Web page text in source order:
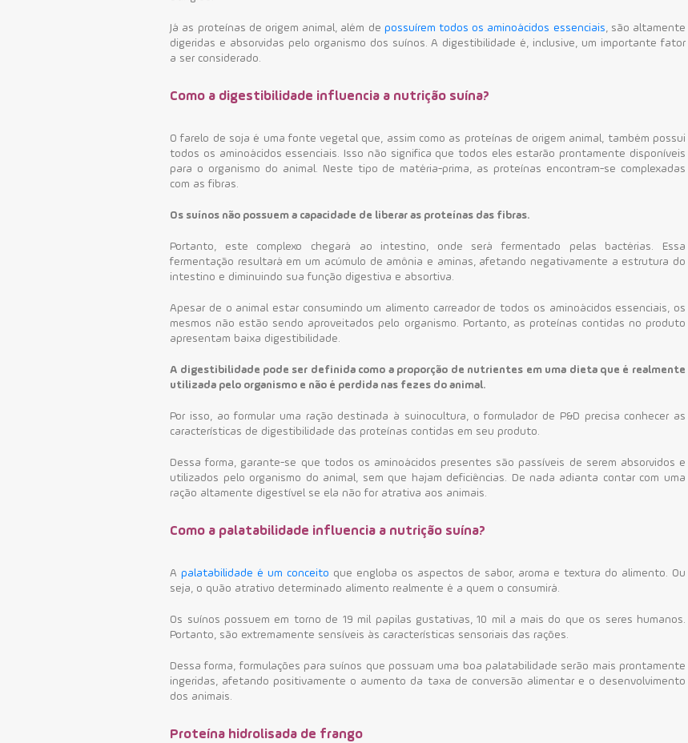
Já as proteínas de origem animal, além de possuírem todos os aminoácidos essenciais, são altamente
digeridas e absorvidas pelo organismo dos suínos. A digestibilidade é, inclusive, um importante fator
a ser considerado.
Como a digestibilidade influencia a nutrição suína?
O farelo de soja é uma fonte vegetal que, assim como as proteínas de origem animal, também possui
todos os aminoácidos essenciais. Isso não significa que todos eles estarão prontamente disponíveis
para o organismo do animal. Neste tipo de matéria-prima, as proteínas encontram-se complexadas
com as fibras.
Os suínos não possuem a capacidade de liberar as proteínas das fibras.
Portanto, este complexo chegará ao intestino, onde será fermentado pelas bactérias. Essa
fermentação resultará em um acúmulo de amônia e aminas, afetando negativamente a estrutura do
intestino e diminuindo sua função digestiva e absortiva.
Apesar de o animal estar consumindo um alimento carreador de todos os aminoácidos essenciais, os
mesmos não estão sendo aproveitados pelo organismo. Portanto, as proteínas contidas no produto
apresentam baixa digestibilidade.
A digestibilidade pode ser definida como a proporção de nutrientes em uma dieta que é realmente
utilizada pelo organismo e não é perdida nas fezes do animal.
Por isso, ao formular uma ração destinada à suinocultura, o formulador de P&D precisa conhecer as
características de digestibilidade das proteínas contidas em seu produto.
Dessa forma, garante-se que todos os aminoácidos presentes são passíveis de serem absorvidos e
utilizados pelo organismo do animal, sem que hajam deficiências. De nada adianta contar com uma
ração altamente digestível se ela não for atrativa aos animais.
Como a palatabilidade influencia a nutrição suína?
A palatabilidade é um conceito que engloba os aspectos de sabor, aroma e textura do alimento. Ou
seja, o quão atrativo determinado alimento realmente é a quem o consumirá.
Os suínos possuem em torno de 19 mil papilas gustativas, 10 mil a mais do que os seres humanos.
Portanto, são extremamente sensíveis às características sensoriais das rações.
Dessa forma, formulações para suínos que possuam uma boa palatabilidade serão mais prontamente
ingeridas, afetando positivamente o aumento da taxa de conversão alimentar e o desenvolvimento
dos animais.
Proteína hidrolisada de frango